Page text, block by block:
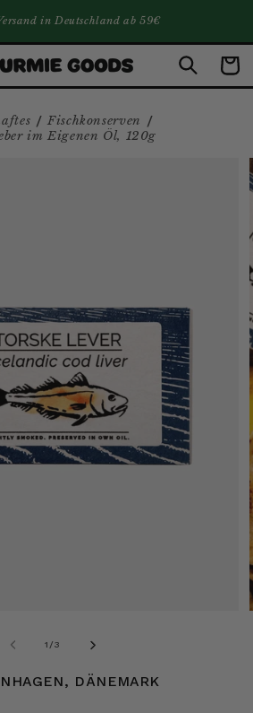
ZUM INHALT
in Deutschland ab 59€
/Fischkonserven /
im Eigenen Öl, 120g
1 /von
3
DÄNEMARK